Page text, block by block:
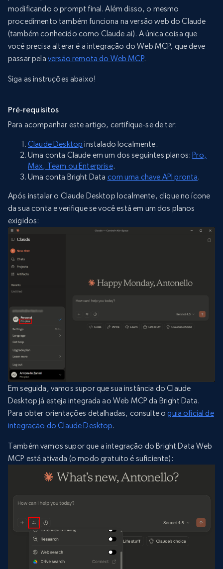
modificando o prompt final. Além disso, o mesmo
procedimento também funciona na versão web do Claude
(também conhecido como Claude.ai). A única coisa que
você precisa alterar é a integração do Web MCP, que deve
passar pela versão remota do Web MCP.
Siga as instruções abaixo!
Pré-requisitos
Para acompanhar este artigo, certifique-se de ter:
Claude Desktop instalado localmente.
Uma conta Claude em um dos seguintes planos: Pro,
Max, Team ou Enterprise.
Uma conta Bright Data com uma chave API pronta.
Após instalar o Claude Desktop localmente, clique no ícone
da sua conta e verifique se você está em um dos planos
exigidos:
Em seguida, vamos supor que sua instância do Claude
Desktop já esteja integrada ao Web MCP da Bright Data.
Para obter orientações detalhadas, consulte oguia oficial de
integração do Claude Desktop.
Também vamos supor que a integração do Bright Data Web
MCP está ativada (o modo gratuito é suficiente):